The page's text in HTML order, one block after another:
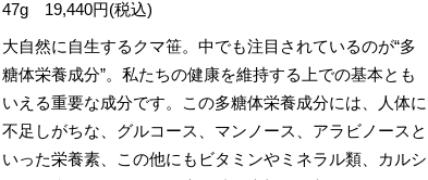
47g 19,440円(税込)
大自然に自生するクマ笹。中でも注目されているのが“多
糖体栄養成分”。私たちの健康を維持する上での基本とも
いえる重要な成分です。この多糖体栄養成分には、人体に
不足しがちな、グルコース、マンノース、アラビノースと
いった栄養素、この他にもビタミンやミネラル類、カルシ